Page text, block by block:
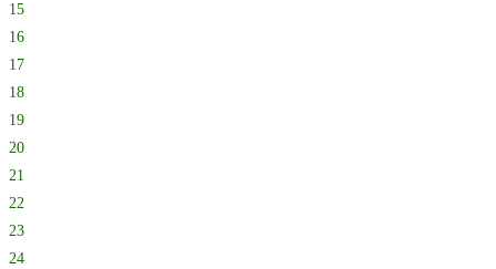
15
16
17
18
19
20
21
22
23
24